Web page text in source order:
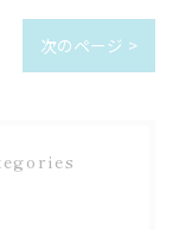
次のページ >